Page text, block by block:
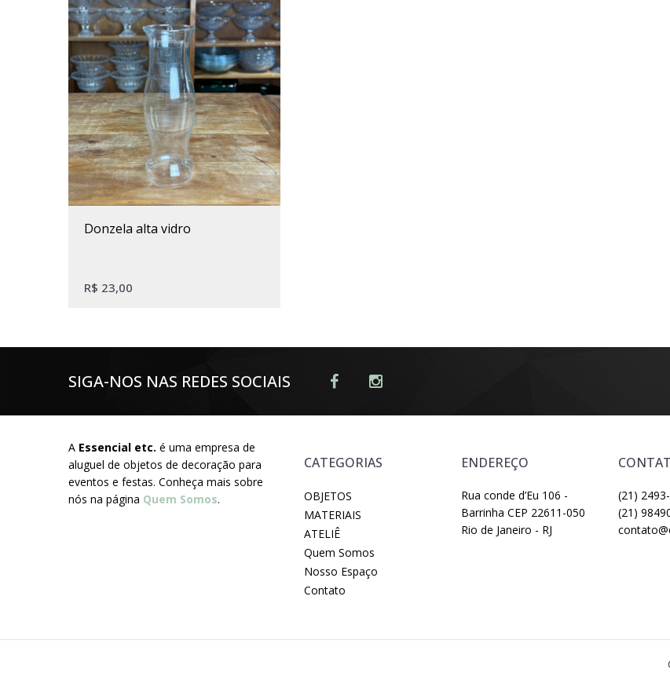
donzela alta vidro
R$ 23,00
SIGA-NOS NAS REDES SOCIAIS
A Essencial etc. é uma empresa de
aluguel de objetos de decoração para
eventos e festas. Conheça mais sobre
nós na página Quem Somos.
CATEGORIAS
OBJETOS
MATERIAIS
ATELIÊ
Quem Somos
Nosso Espaço
Contato
ENDEREÇO
Rua conde d’Eu 106 -
Barrinha CEP 22611-050
Rio de Janeiro - RJ
(21)
(21)